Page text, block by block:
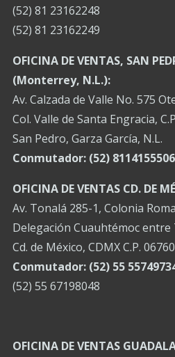
(52) 81 23162248
(52) 81 23162249
OFICINA DE VENTAS, SAN
(Monterrey, N.L.):
Av. Calzada de Valle No. 575
Col. Valle de Santa Engracia,
San Pedro, Garza García, N.L.
Conmutador: (52) 8114155506
OFICINA DE VENTAS CD. DE
Av. Tonalá 285-1, Colonia
Delegación Cuauhtémoc entre
Cd. de México, CDMX C.P. 06760
Conmutador: (52) 55
(52) 55 67198048
OFICINA DE VENTAS